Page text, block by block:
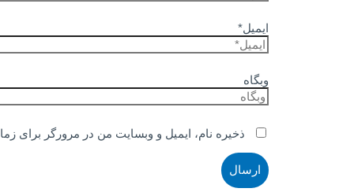
ایمیل*
وبگاه
ذخیره نام، ایمیل و وبسایت من در مرورگر برای